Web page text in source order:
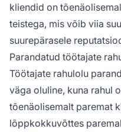
kliendid on
teistega, mis võib viia
suurepärasele
Parandatud töötajate
Töötajate rahulolu
väga oluline, kuna rahul
tõenäolisemalt paremat
lõppkokkuvõttes